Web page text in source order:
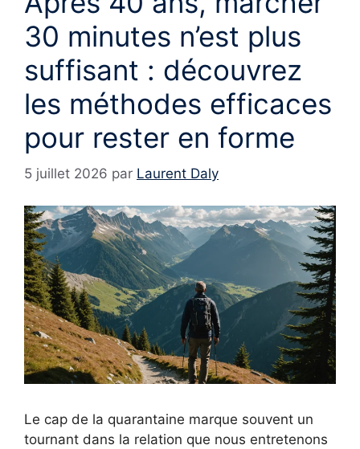
30 minutes n’est plus
suffisant : découvrez
les méthodes efficaces
pour rester en forme
5 juillet 2026 par Laurent Daly
Le cap de la quarantaine marque souvent un
tournant dans la relation que nous entretenons